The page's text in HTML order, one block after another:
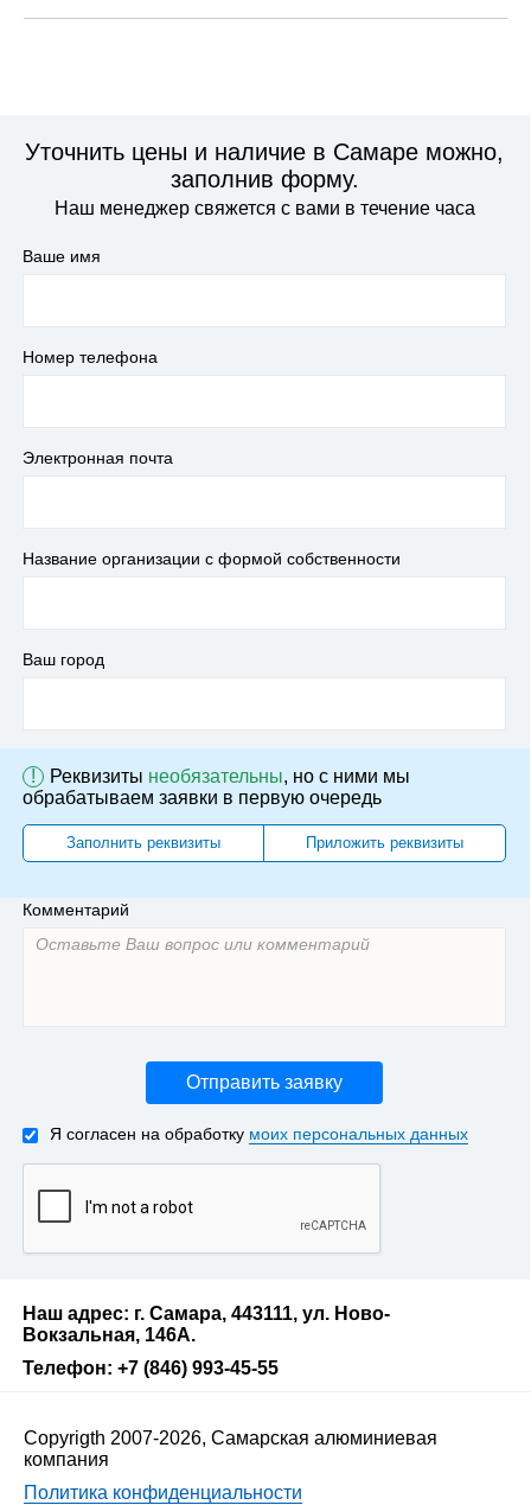
Уточнить цены и наличие в Самаре можно,
заполнив форму.
Наш менеджер свяжется с вами в течение часа
Ваше имя
Номер телефона
Электронная почта
Название организации с формой собственности
Ваш город
! Реквизиты необязательны, но с ними мы
обрабатываем заявки в первую очередь
Заполнить реквизиты Приложить реквизиты
Комментарий
Отправить заявку
Я согласен на обработку моих персональных данных
Наш адрес: г. Самара, 443111, ул. Ново-
Вокзальная, 146А.
Телефон: +7 (846) 993-45-55
Copyrigth 2007-2026, Самарская алюминиевая
компания
Политика конфиденциальности